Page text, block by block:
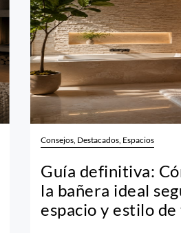
Consejos, Destacados, Espacios
Guía definitiva:
la bañera ideal
espacio y estilo